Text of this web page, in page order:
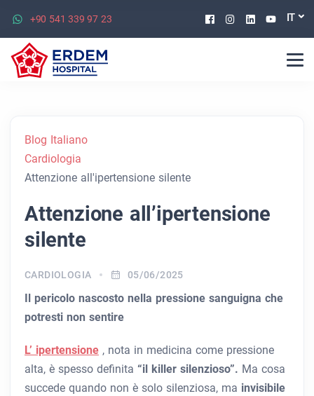
+90 541 339 97 23 Facebook
Instagram
Linkedin
IT
Blog Italiano
Cardiologia
Attenzione all'ipertensione silente
Attenzione all’ipertensione
silente
CARDIOLOGIA 05/06/2025
Il pericolo nascosto nella pressione sanguigna che
potresti non sentire
L’ ipertensione , nota in medicina come pressione
alta, è spesso definita “il killer silenzioso”. Ma cosa
succede quando non è solo silenziosa, ma invisibile